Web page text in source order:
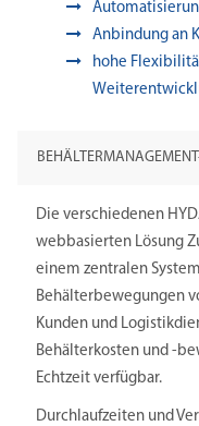
Anbindung an
hohe
Die verschiedenen
webbasierten Lösung
einem zentralen
Behälterbewegungen
Kunden und
Behälterkosten und -
Echtzeit verfügbar.
Durchlaufzeiten und